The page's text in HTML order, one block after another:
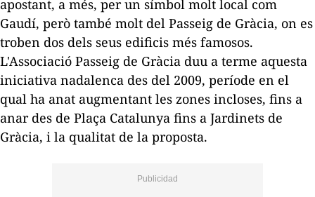
apostant, a més, per un símbol molt local com
Gaudí, però també molt del Passeig de Gràcia, on es
troben dos dels seus edificis més famosos.
L'Associació Passeig de Gràcia duu a terme aquesta
iniciativa nadalenca des del 2009, període en el
qual ha anat augmentant les zones incloses, fins a
anar des de Plaça Catalunya fins a Jardinets de
Gràcia, i la qualitat de la proposta.